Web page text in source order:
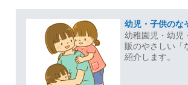
幼児・子供のな
幼稚園児・幼児
販のやさしい「
紹介します。